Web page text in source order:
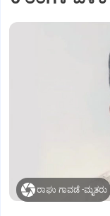
ರಾಘು ಗಾವಡೆ -ಮೃತರು